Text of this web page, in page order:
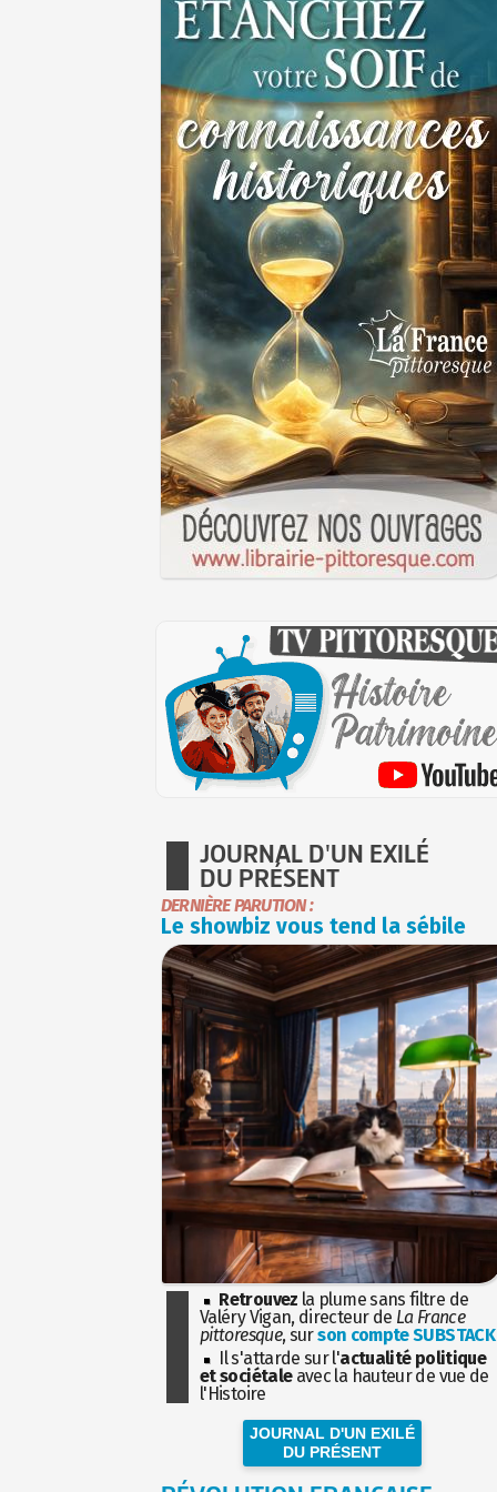
JOURNAL D'UN EXILÉ
DU PRÉSENT
DERNIÈRE PARUTION :
Le showbiz vous tend la sébile
Retrouvez la plume sans filtre de
Valéry Vigan, directeur de La France
pittoresque, surson compte SUBSTACK
Il s'attarde sur l'actualité politique
et sociétaleavec la hauteur de vue de
l'Histoire
JOURNAL D'UN EXILÉ
DU PRÉSENT